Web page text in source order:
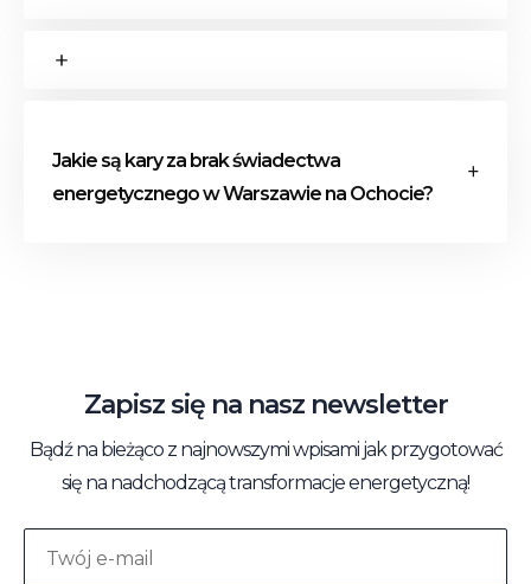
Jakie są kary za brak świadectwa
energetycznego w Warszawie na Ochocie?
nie dostarczą dokumentu podczas sprzedaży
lub najmu, mogą zostać ukarani grzywną przez
odpowiedni mazowiecki organ nadzoru
Dodatkowo, brak świadectwa może utrudnić
lub uniemożliwić przeprowadzenie transakcji
Zapisz się na nasz newsletter
Bądź na bieżąco z najnowszymi wpisami jak przygotować
się na nadchodzącą transformacje energetyczną!